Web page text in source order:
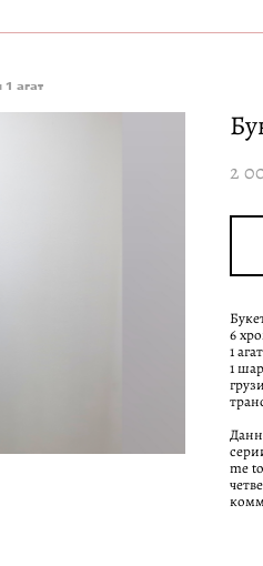
агат
2
6
1
1
me